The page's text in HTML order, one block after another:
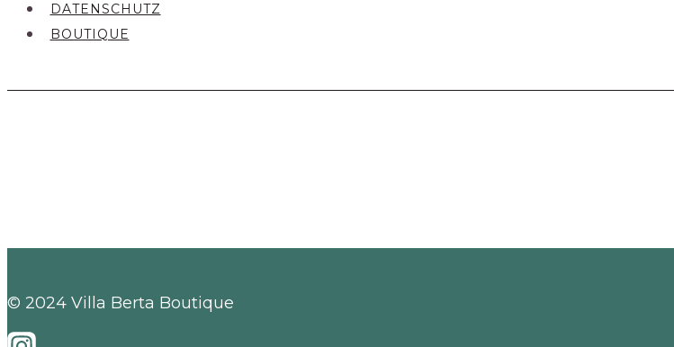
DATENSCHUTZ
BOUTIQUE
© 2024 Villa Berta Boutique